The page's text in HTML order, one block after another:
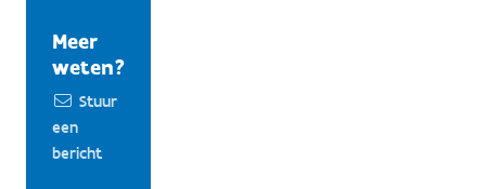
Meer
weten?
Stuur
een
bericht